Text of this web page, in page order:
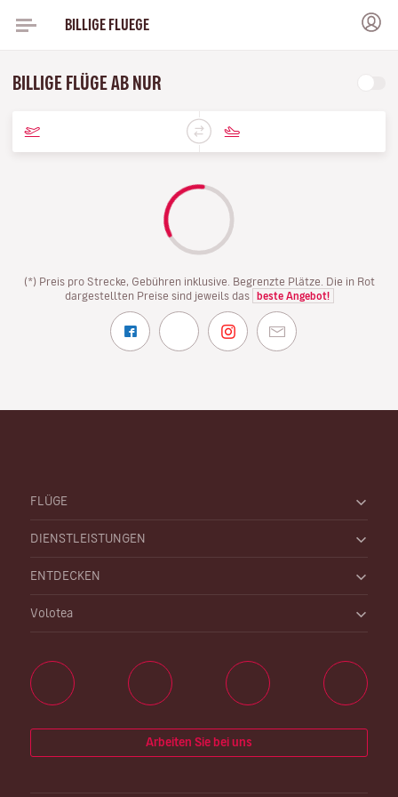
BILLIGE FLUEGE
BILLIGE FLÜGE AB NUR
(*) Preis pro Strecke, Gebühren inklusive. Begrenzte Plätze. Die in Rot
dargestellten Preise sind jeweils das
beste Angebot!
FLÜGE
DIENSTLEISTUNGEN
ENTDECKEN
Volotea
Arbeiten Sie bei uns